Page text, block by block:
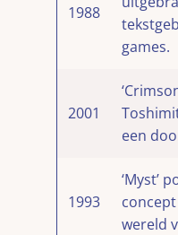
1988
games.
2001
een
1993
‘Myst’
wereld